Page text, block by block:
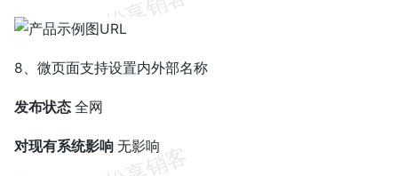
8、微页面支持设置内外部名称
发布状态 全网
对现有系统影响 无影响